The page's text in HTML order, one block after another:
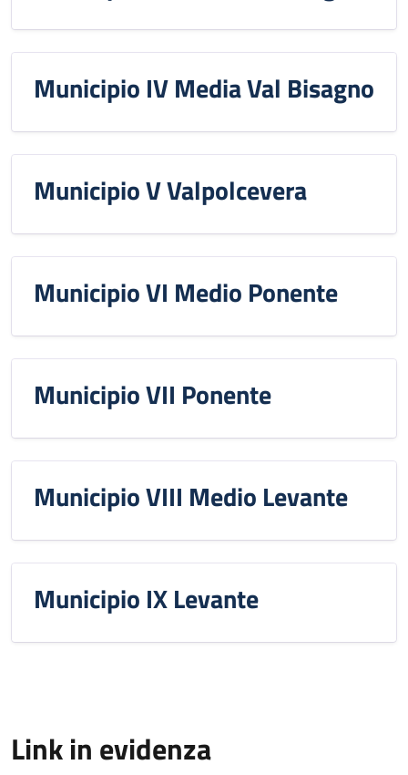
Municipio IV Media Val Bisagno
Municipio V Valpolcevera
Municipio VI Medio Ponente
Municipio VII Ponente
Municipio VIII Medio Levante
Municipio IX Levante
Link in evidenza